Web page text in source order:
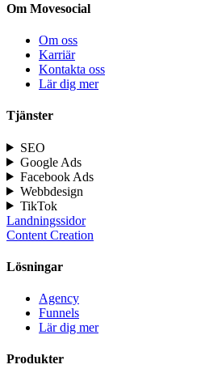
Om Movesocial
Om oss
Karriär
Kontakta oss
Lär dig mer
Tjänster
SEO
Google Ads
Facebook Ads
Webbdesign
TikTok
Landningssidor
Content Creation
Lösningar
Agency
Funnels
Lär dig mer
Produkter